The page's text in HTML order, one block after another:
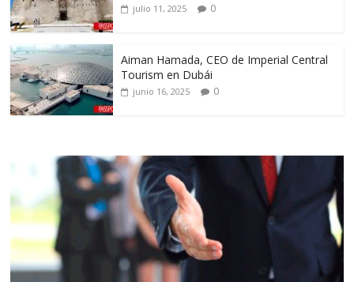
julio 11, 2025 0
Aiman Hamada, CEO de Imperial Central
Tourism en Dubái
junio 16, 2025 0